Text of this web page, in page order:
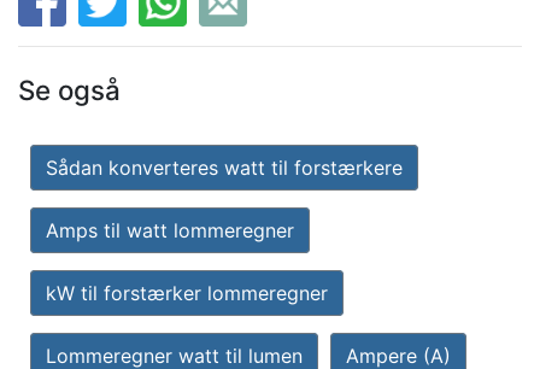
Se også
Sådan konverteres watt til forstærkere
Amps til watt lommeregner
kW til forstærker lommeregner
Lommeregner watt til lumen Ampere (A)